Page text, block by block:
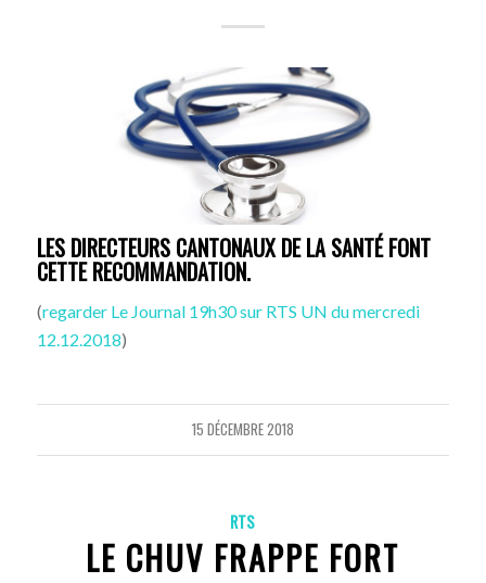
LES DIRECTEURS CANTONAUX DE LA SANTÉ FONT
CETTE RECOMMANDATION.
(regarder Le Journal 19h30 sur RTS UN du mercredi
12.12.2018)
15 DÉCEMBRE 2018
RTS
LE CHUV FRAPPE FORT